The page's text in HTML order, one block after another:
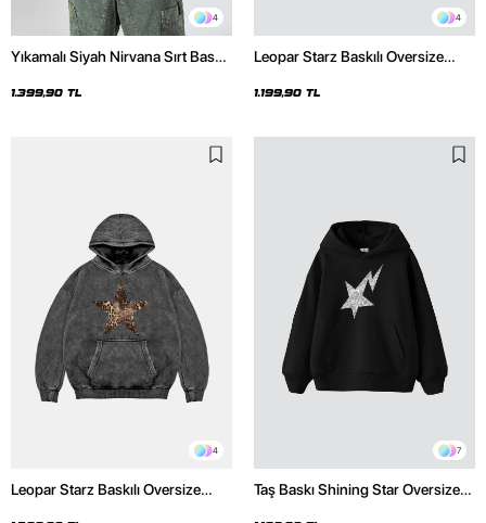
4
Yıkamalı Siyah Nirvana Sırt Baskılı
1.399,90 TL
4
Leopar Starz Baskılı Oversize
1.199,90 TL
4
Leopar Starz Baskılı Oversize
7
Taş Baskı Shining Star Oversize